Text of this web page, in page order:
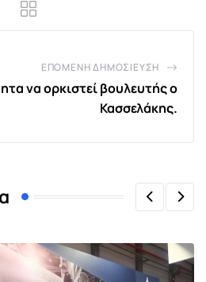
ΕΠΌΜΕΝΗ ΔΗΜΟΣΊΕΥΣΗ
να ορκιστεί βουλευτής ο
Κασσελάκης.